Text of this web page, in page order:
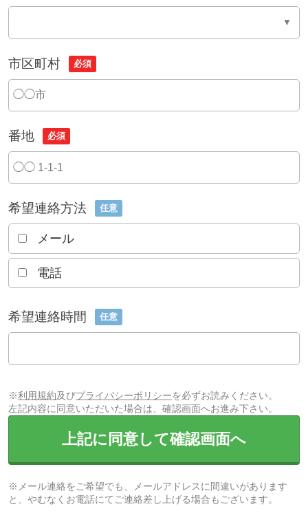
市区町村 必須
番地 必須
希望連絡方法 任意
メール
電話
希望連絡時間 任意
※利用規約及びプライバシーポリシーを必ずお読みください。
左記内容に同意いただいた場合は、確認画面へお進み下さい。
上記に同意して確認画面へ
※メール連絡をご希望でも、メールアドレスに間違いがあります
と、やむなくお電話にてご連絡差し上げる場合もございます。